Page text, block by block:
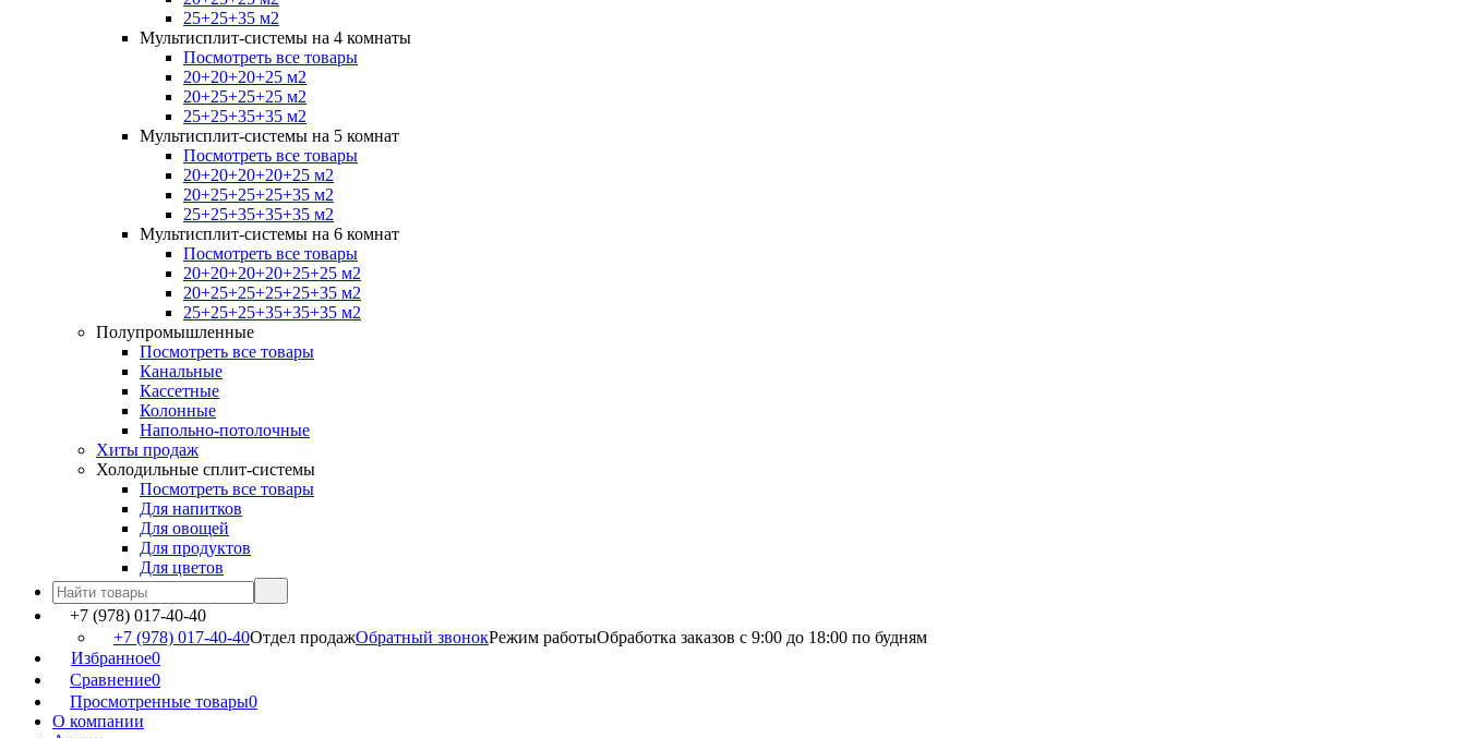
25+25+35 м2
Мультисплит-системы на 4 комнаты
Посмотреть все товары
20+20+20+25 м2
20+25+25+25 м2
25+25+35+35 м2
Мультисплит-системы на 5 комнат
Посмотреть все товары
20+20+20+20+25 м2
20+25+25+25+35 м2
25+25+35+35+35 м2
Мультисплит-системы на 6 комнат
Посмотреть все товары
20+20+20+20+25+25 м2
20+25+25+25+25+35 м2
25+25+25+35+35+35 м2
Полупромышленные
Посмотреть все товары
Канальные
Кассетные
Колонные
Напольно-потолочные
Хиты продаж
Холодильные сплит-системы
Посмотреть все товары
Для напитков
Для овощей
Для продуктов
Для цветов
+7 (978) 017-40-40
+7 (978) 017-40-40Отдел продажОбратный звонокРежим работыОбработка заказов с 9:00 до 18:00 по будням
Избранное0
Сравнение0
Просмотренные товары0
О компании